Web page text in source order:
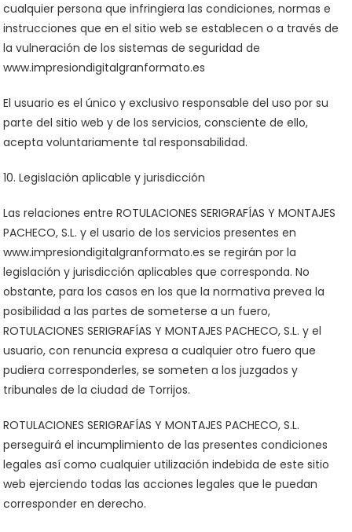
cualquier persona que infringiera las condiciones, normas e
instrucciones que en el sitio web se establecen o a través de
la vulneración de los sistemas de seguridad de
www.impresiondigitalgranformato.es
El usuario es el único y exclusivo responsable del uso por su
parte del sitio web y de los servicios, consciente de ello,
acepta voluntariamente tal responsabilidad.
10. Legislación aplicable y jurisdicción
Las relaciones entre ROTULACIONES SERIGRAFÍAS Y MONTAJES
PACHECO, S.L. y el usario de los servicios presentes en
www.impresiondigitalgranformato.es se regirán por la
legislación y jurisdicción aplicables que corresponda. No
obstante, para los casos en los que la normativa prevea la
posibilidad a las partes de someterse a un fuero,
ROTULACIONES SERIGRAFÍAS Y MONTAJES PACHECO, S.L. y el
usuario, con renuncia expresa a cualquier otro fuero que
pudiera corresponderles, se someten a los juzgados y
tribunales de la ciudad de Torrijos.
ROTULACIONES SERIGRAFÍAS Y MONTAJES PACHECO, S.L.
perseguirá el incumplimiento de las presentes condiciones
legales así como cualquier utilización indebida de este sitio
web ejerciendo todas las acciones legales que le puedan
corresponder en derecho.